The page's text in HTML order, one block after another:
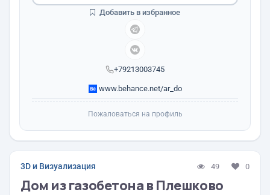
+79213003745
www.behance.net/ar_do
Добавить в избранное
Пожаловаться на профиль
3D и Визуализация 49 0
Дом из газобетона в Плешково